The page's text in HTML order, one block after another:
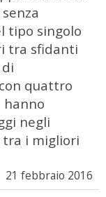
tipo singolo
tra sfidanti
quattro
hanno
negli
tra i migliori
21 febbraio 2016